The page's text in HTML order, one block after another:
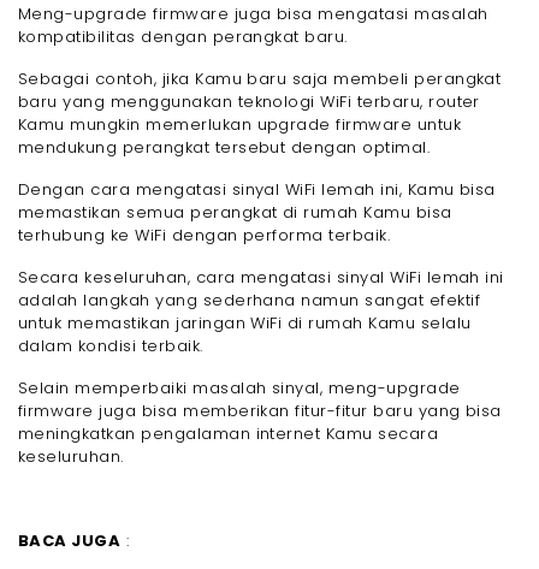
Meng-upgrade firmware juga bisa mengatasi masalah
kompatibilitas dengan perangkat baru.
Sebagai contoh, jika Kamu baru saja membeli perangkat
baru yang menggunakan teknologi WiFi terbaru, router
Kamu mungkin memerlukan upgrade firmware untuk
mendukung perangkat tersebut dengan optimal.
Dengan cara mengatasi sinyal WiFi lemah ini, Kamu bisa
memastikan semua perangkat di rumah Kamu bisa
terhubung ke WiFi dengan performa terbaik.
Secara keseluruhan, cara mengatasi sinyal WiFi lemah ini
adalah langkah yang sederhana namun sangat efektif
untuk memastikan jaringan WiFi di rumah Kamu selalu
dalam kondisi terbaik.
Selain memperbaiki masalah sinyal, meng-upgrade
firmware juga bisa memberikan fitur-fitur baru yang bisa
meningkatkan pengalaman internet Kamu secara
keseluruhan.
BACA JUGA :